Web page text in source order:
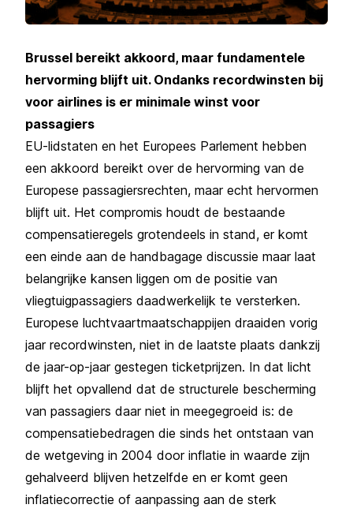
Brussel bereikt akkoord, maar fundamentele
hervorming blijft uit. Ondanks recordwinsten bij
voor airlines is er minimale winst voor
passagiers
EU-lidstaten en het Europees Parlement hebben
een akkoord bereikt over de hervorming van de
Europese passagiersrechten, maar echt hervormen
blijft uit. Het compromis houdt de bestaande
compensatieregels grotendeels in stand, er komt
een einde aan de handbagage discussie maar laat
belangrijke kansen liggen om de positie van
vliegtuigpassagiers daadwerkelijk te versterken.
Europese luchtvaartmaatschappijen draaiden vorig
jaar recordwinsten, niet in de laatste plaats dankzij
de jaar-op-jaar gestegen ticketprijzen. In dat licht
blijft het opvallend dat de structurele bescherming
van passagiers daar niet in meegegroeid is: de
compensatiebedragen die sinds het ontstaan van
de wetgeving in 2004 door inflatie in waarde zijn
gehalveerd blijven hetzelfde en er komt geen
inflatiecorrectie of aanpassing aan de sterk